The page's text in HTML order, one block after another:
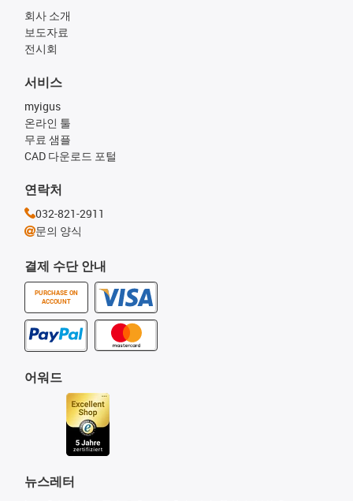
회사 소개
보도자료
전시회
결제 수단 안내
PURCHASE ON
ACCOUNT
서비스
myigus
온라인 툴
무료 샘플
CAD 다운로드 포털
어워드
뉴스레터
연락처
032-821-2911
문의 양식